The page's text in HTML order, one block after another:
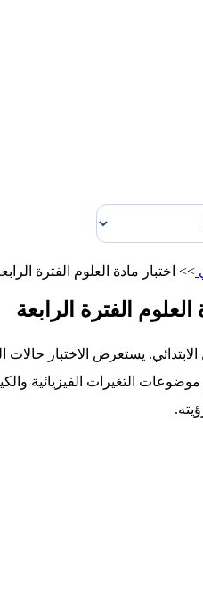
>> اختبار مادة العلوم الفترة
الفترة الرابعة
يستعرض الاختبار
التغيرات الفيزيائية